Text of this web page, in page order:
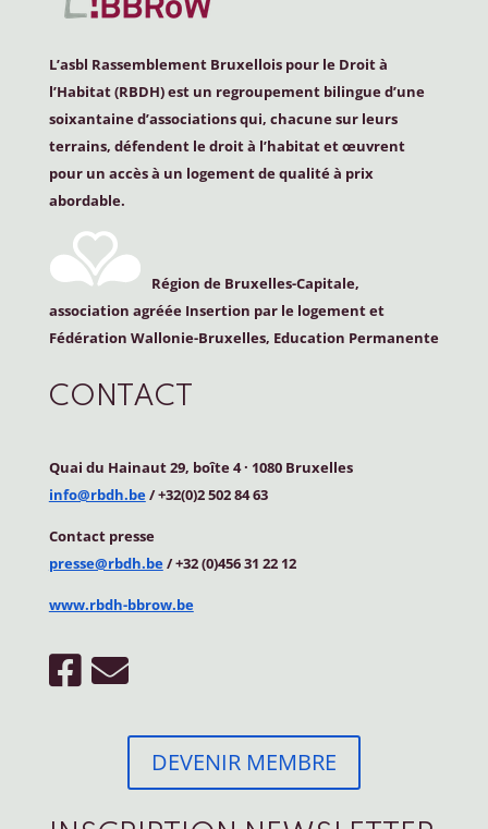
L’asbl Rassemblement Bruxellois pour le Droit à
l’Habitat (RBDH) est un regroupement bilingue d’une
soixantaine d’associations qui, chacune sur leurs
terrains, défendent le droit à l’habitat et œuvrent
pour un accès à un logement de qualité à prix
abordable.
Région de Bruxelles-Capitale,
association agréée Insertion par le logement et
Fédération Wallonie-Bruxelles, Education Permanente
CONTACT
Quai du Hainaut 29, boîte 4· 1080 Bruxelles
info@rbdh.be/ +32(0)2 502 84 63
Contact presse
presse@rbdh.be/ +32 (0)456 31 22 12
www.rbdh-bbrow.be
DEVENIR MEMBRE